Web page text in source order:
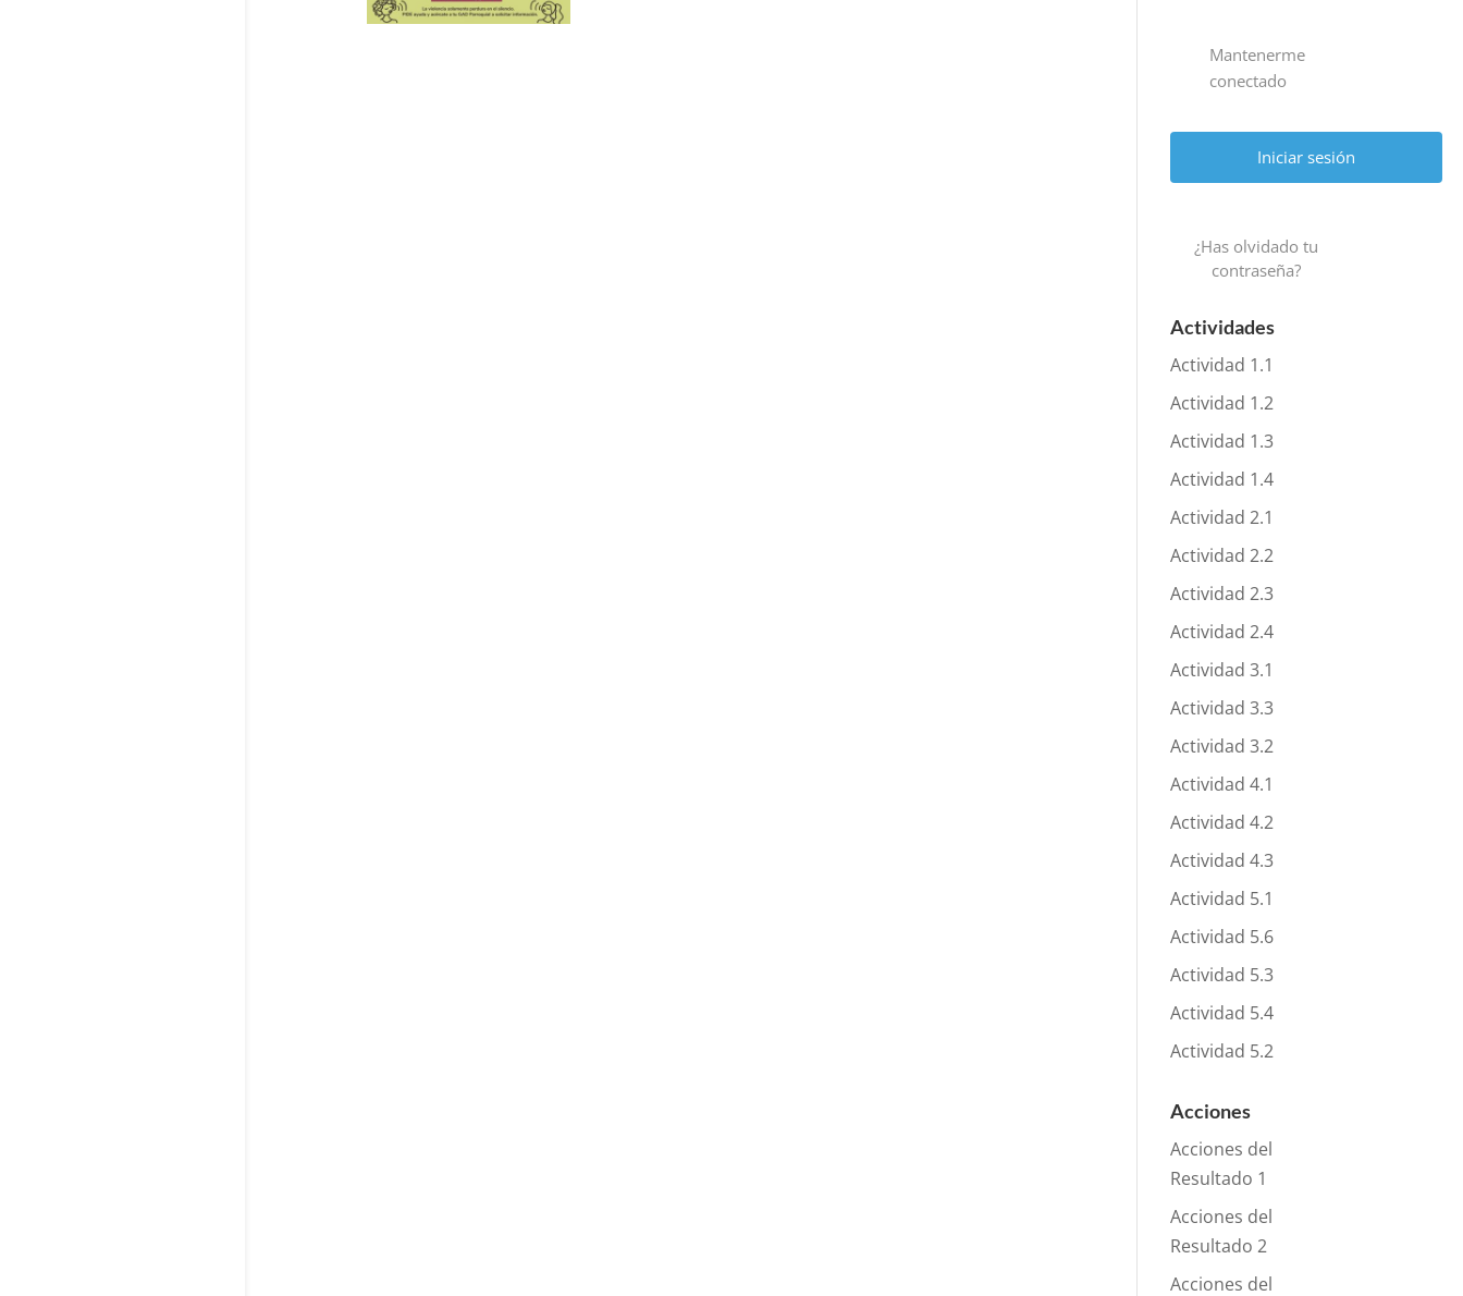
Mantenerme
conectado
¿Has olvidado tu
contraseña?
Actividades
Actividad 1.1
Actividad 1.2
Actividad 1.3
Actividad 1.4
Actividad 2.1
Actividad 2.2
Actividad 2.3
Actividad 2.4
Actividad 3.1
Actividad 3.3
Actividad 3.2
Actividad 4.1
Actividad 4.2
Actividad 4.3
Actividad 5.1
Actividad 5.6
Actividad 5.3
Actividad 5.4
Actividad 5.2
Acciones
Acciones del
Resultado 1
Acciones del
Resultado 2
Acciones del